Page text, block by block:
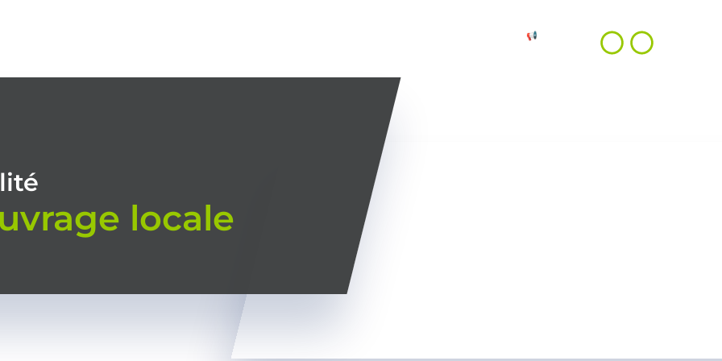
📢 OFFRES
locale